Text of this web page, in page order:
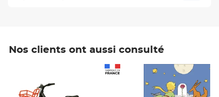
Nos clients ont aussi consulté
Prix 7,50€